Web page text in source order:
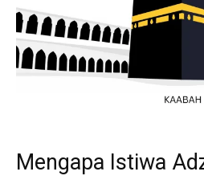
Mengapa Istiwa